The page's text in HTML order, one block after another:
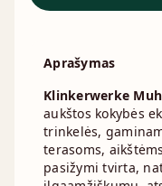
Aprašymas
Klinkerwerke
aukštos kokybės
trinkelės,
terasoms,
pasižymi tvirta,